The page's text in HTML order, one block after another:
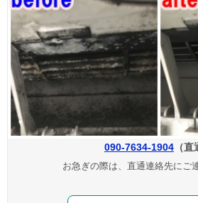
090-7634-1904 （直
お急ぎの際は、直通連絡先にご